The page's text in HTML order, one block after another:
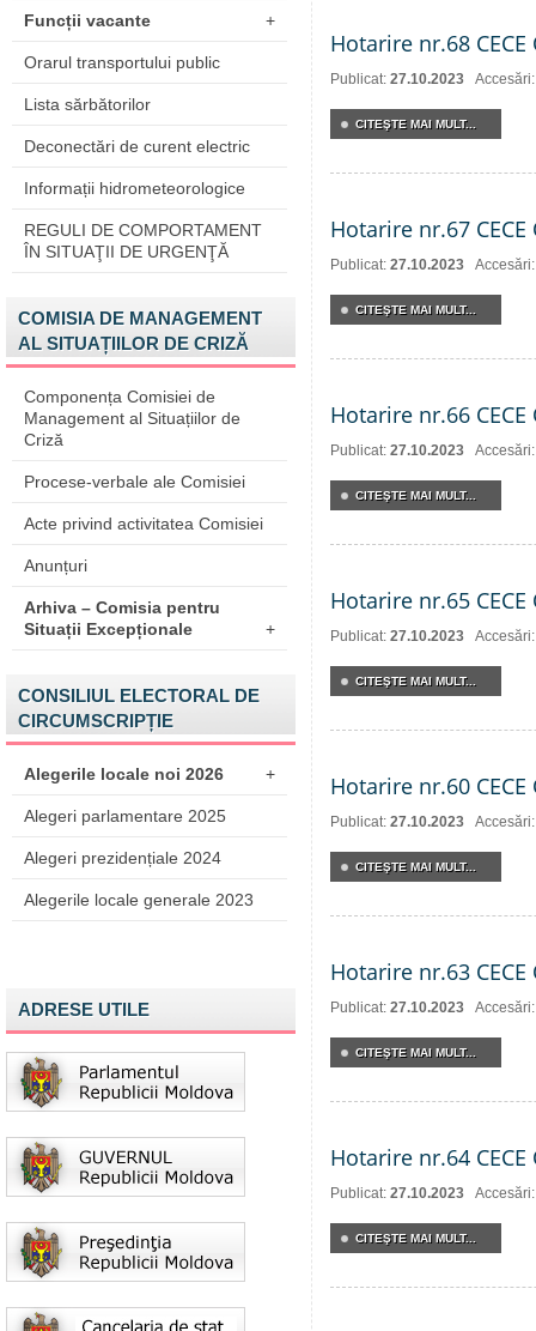
Funcții vacante +
Orarul transportului public
Lista sărbătorilor
Deconectări de curent electric
Informații hidrometeorologice
REGULI DE COMPORTAMENT
ÎN SITUAŢII DE URGENŢĂ
COMISIA DE MANAGEMENT
AL SITUAȚIILOR DE CRIZĂ
Componența Comisiei de
Management al Situațiilor de
Criză
Procese-verbale ale Comisiei
Acte privind activitatea Comisiei
Anunțuri
Arhiva – Comisia pentru
Situații Excepționale
+
CONSILIUL ELECTORAL DE
CIRCUMSCRIPȚIE
Alegerile locale noi 2026 +
Alegeri parlamentare 2025
Alegeri prezidențiale 2024
Alegerile locale generale 2023
ADRESE UTILE
Hotarire nr.68
Publicat: 27.10.2023
CITEŞTE MAI MULT...
Hotarire nr.67
Publicat: 27.10.2023
CITEŞTE MAI MULT...
Hotarire nr.66
Publicat: 27.10.2023
CITEŞTE MAI MULT...
Hotarire nr.65
Publicat: 27.10.2023
CITEŞTE MAI MULT...
Hotarire nr.60
Publicat: 27.10.2023
CITEŞTE MAI MULT...
Hotarire nr.63
Publicat: 27.10.2023
CITEŞTE MAI MULT...
Hotarire nr.64
Publicat: 27.10.2023
CITEŞTE MAI MULT...